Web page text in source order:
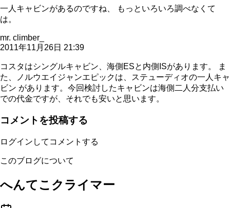
一人キャビンがあるのですね、 もっといろいろ調べなくて
は。
mr. climber_
2011年11月26日 21:39
コスタはシングルキャビン、海側ESと内側ISがあります。 ま
た、ノルウエイジャンエピックは、ステューディオの一人キャ
ビン があります。今回検討したキャビンは海側二人分支払い
での代金ですが、それでも安いと思います。
コメントを投稿する
ログインしてコメントする
このブログについて
へんてこクライマー